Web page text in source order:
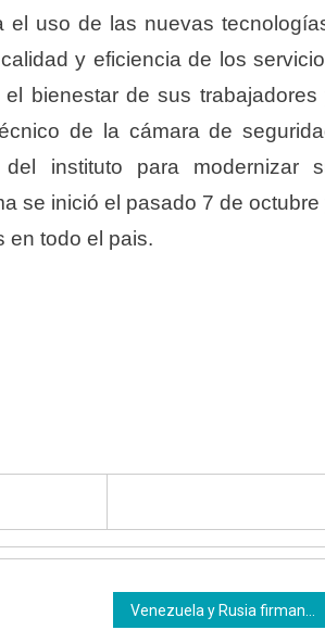
el uso de las nuevas
y eficiencia de los
bienestar de sus trabajadores
de la cámara de
instituto para modernizar
se inició el pasado 7 de octubre
en todo el pais.